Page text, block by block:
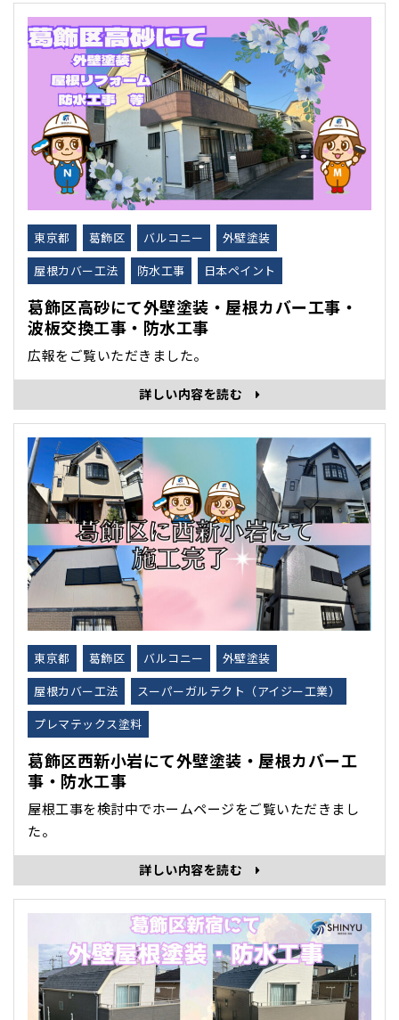
東京都 葛飾区 バルコニー
外壁塗装
屋根カバー工法
防水工事 日本ペイント
葛飾区高砂にて外壁塗装・屋根カバー工事・
波板交換工事・防水工事
広報をご覧いただきました。
詳しい内容を読む
東京都 葛飾区 バルコニー
外壁塗装
屋根カバー工法
スーパーガルテクト（アイジー工業）
プレマテックス塗料
葛飾区西新小岩にて外壁塗装・屋根カバー工
事・防水工事
屋根工事を検討中でホームページをご覧いただきまし
た。
詳しい内容を読む